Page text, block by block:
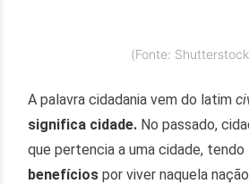
(Fonte:
A palavra cidadania vem do latim
significa cidade. No passado,
que pertencia a uma cidade, tendo
benefícios por viver naquela